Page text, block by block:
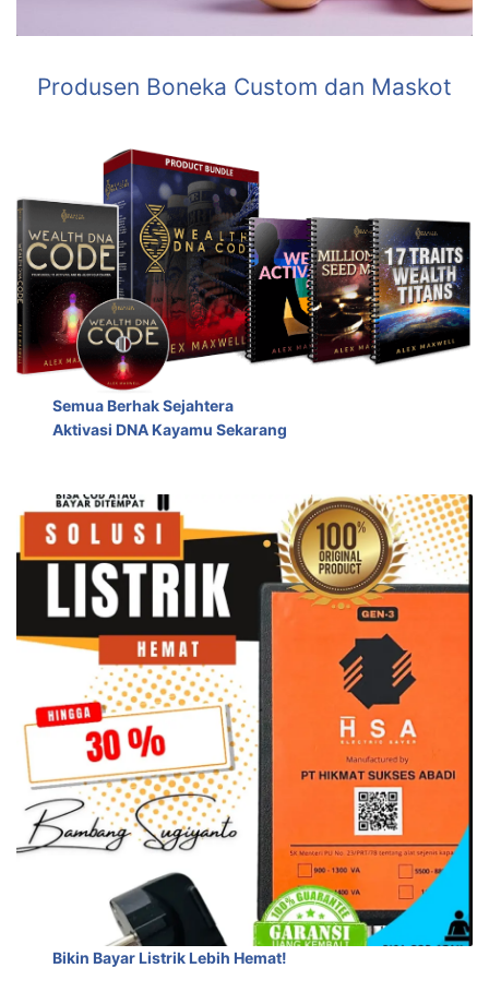
Produsen Boneka Custom dan Maskot
Semua Berhak Sejahtera
Aktivasi DNA Kayamu Sekarang
Bikin Bayar Listrik Lebih Hemat!